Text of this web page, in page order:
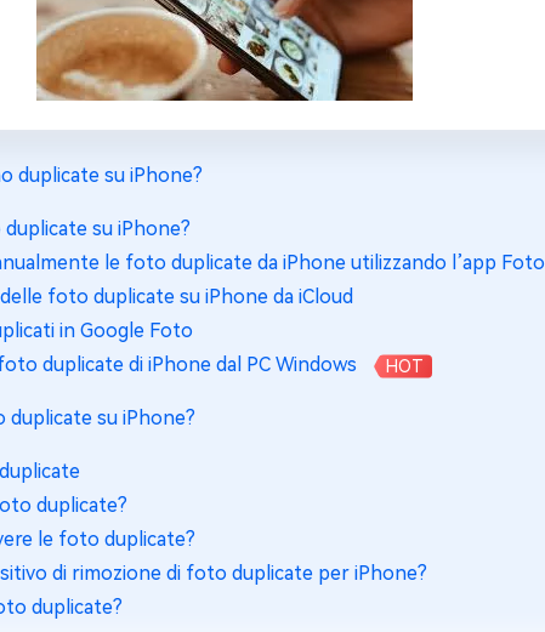
duplicate su iPhone?
su iPhone?
le foto duplicate da iPhone utilizzando l’app Foto
foto duplicate su iPhone da iCloud
in Google Foto
duplicate di iPhone dal PC Windows
HOT
duplicate su iPhone?
duplicate?
le foto duplicate?
di rimozione di foto duplicate per iPhone?
duplicate?